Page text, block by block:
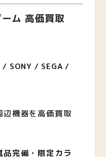
ム 高価買取
SONY / SEGA /
辺機器を高価買取
完備・限定カラ